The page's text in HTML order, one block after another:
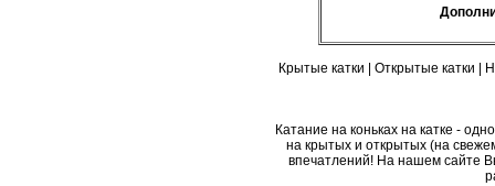
Крытые катки
Открытые катки
Катание на коньках на катке -
на крытых и открытых (на
впечатлений! На нашем сайте